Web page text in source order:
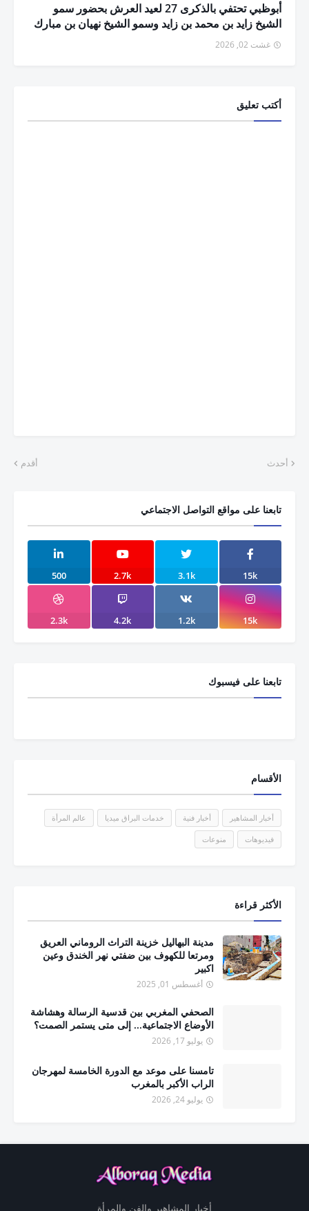
أبوظبي تحتفي بالذكرى 27 لعيد العرش بحضور سمو
الشيخ زايد بن محمد بن زايد وسمو الشيخ نهيان بن مبارك
غشت 02, 2026
أكتب تعليق
أحدث أقدم
تابعنا على مواقع التواصل الاجتماعي
15k
3.1k
2.7k
500
15k
1.2k
4.2k
2.3k
تابعنا على فيسبوك
الأقسام
أخبار المشاهير أخبار فنية خدمات البراق ميديا عالم المرأة
فيديوهات منوعات
الأكثر قراءة
مدينة البهاليل خزينة التراث الروماني العريق
ومرتعا للكهوف بين ضفتي نهر الخندق وعين
اكبير
أغسطس 01, 2025
الصحفي المغربي بين قدسية الرسالة وهشاشة
الأوضاع الاجتماعية... إلى متى يستمر الصمت؟
يوليو 17, 2026
تامسنا على موعد مع الدورة الخامسة لمهرجان
الراب الأكبر بالمغرب
يوليو 24, 2026
أخبار المشاهير والفن والمرأة